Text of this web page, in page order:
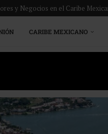
y Negocios en el Caribe
CARIBE MEXICANO